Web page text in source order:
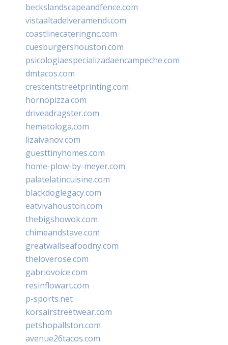
beckslandscapeandfence.com
vistaaltadelveramendi.com
coastlinecateringnc.com
cuesburgershouston.com
psicologiaespecializadaencampeche.com
dmtacos.com
crescentstreetprinting.com
hornopizza.com
driveadragster.com
hematologa.com
lizaivanov.com
guesttinyhomes.com
home-plow-by-meyer.com
palatelatincuisine.com
blackdoglegacy.com
eatvivahouston.com
thebigshowok.com
chimeandstave.com
greatwallseafoodny.com
theloverose.com
gabriovoice.com
resinflowart.com
p-sports.net
korsairstreetwear.com
petshopallston.com
avenue26tacos.com